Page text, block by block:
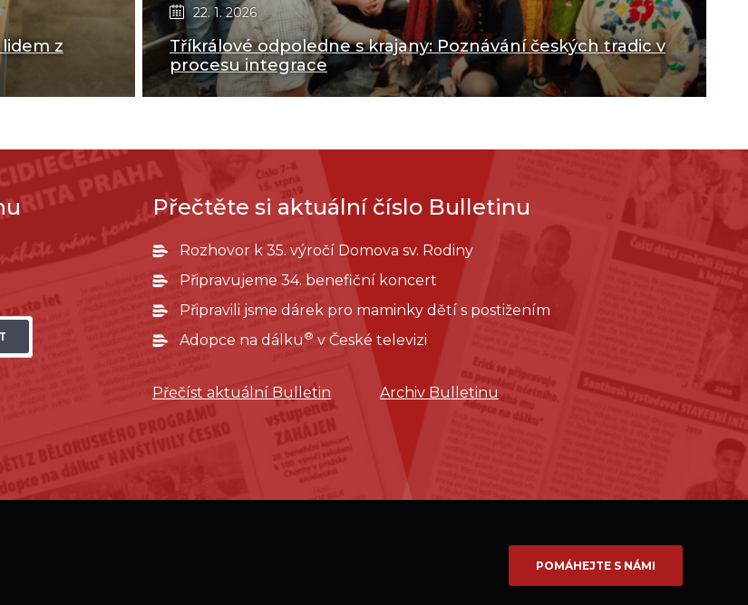
z
22. 1. 2026
Tříkrálové odpoledne s krajany: Poznávání českých tradic v
procesu integrace
Přečtěte si aktuální číslo Bulletinu
Rozhovor k 35. výročí Domova sv. Rodiny
Připravujeme 34. benefiční koncert
Připravili jsme dárek pro maminky dětí s postižením
Adopce na dálku ® v České televizi
Přečíst aktuální Bulletin Archiv Bulletinu
POMÁHEJTE S NÁMI